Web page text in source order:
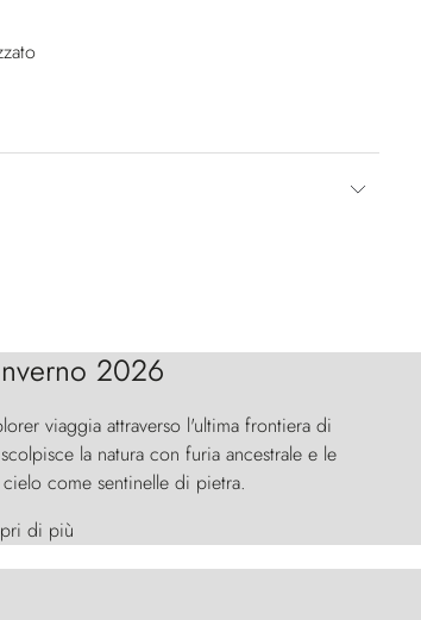
2026
viaggia attraverso l'ultima frontiera di
la natura con furia ancestrale e le
come sentinelle di pietra.
di più